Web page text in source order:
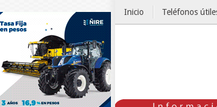
Inicio Teléfonos